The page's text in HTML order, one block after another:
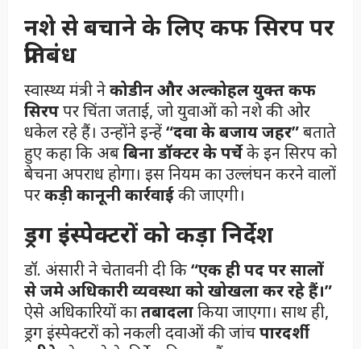
नशे से बचाने के लिए कफ सिरप पर
प्रतिबंध
स्वास्थ्य मंत्री नेकोडीन और अल्कोहल युक्त कफ
सिरपपर चिंता जताई, जो युवाओं को नशे की ओर
धकेल रहे हैं। उन्होंने इन्हें“दवा के बजाय जहर”बताते
हुए कहा कि अबबिना डॉक्टर के पर्चेके इन सिरप को
बेचना अपराध होगा। इस नियम का उल्लंघन करने वालों
परकड़ी कानूनी कार्रवाईकी जाएगी।
ड्रग इंस्पेक्टरों को कड़ा निर्देश
डॉ. अंसारी ने चेतावनी दी कि“एक ही पद पर सालों
से जमे अधिकारी व्यवस्था को खोखला कर रहे हैं।”
ऐसे अधिकारियों कातबादलाकिया जाएगा। साथ ही,
ड्रग इंस्पेक्टरों को नकली दवाओं की जांचपारदर्शी